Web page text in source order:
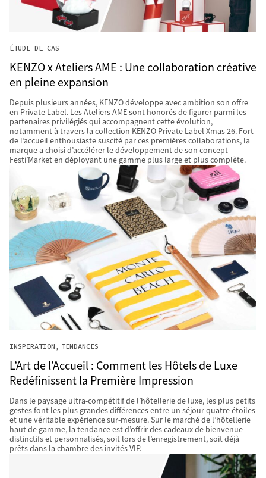
ÉTUDE DE CAS
KENZO x Ateliers AME : Une collaboration créative
en pleine expansion
Depuis plusieurs années, KENZO développe avec ambition son offre
en Private Label. Les Ateliers AME sont honorés de figurer parmi les
partenaires privilégiés qui accompagnent cette évolution,
notamment à travers la collection KENZO Private Label Xmas 26. Fort
de l’accueil enthousiaste suscité par ces premières collaborations, la
marque a choisi d’accélérer le développement de son concept
Festi’Market en déployant une gamme plus large et plus complète.
INSPIRATION TENDANCES
L’Art de l’Accueil : Comment les Hôtels de Luxe
Redéfinissent la Première Impression
Dans le paysage ultra-compétitif de l’hôtellerie de luxe, les plus petits
gestes font les plus grandes différences entre un séjour quatre étoiles
et une véritable expérience sur-mesure. Sur le marché de l’hôtellerie
haut de gamme, la tendance est d’offrir des cadeaux de bienvenue
distinctifs et personnalisés, soit lors de l’enregistrement, soit déjà
prêts dans la chambre des invités VIP.